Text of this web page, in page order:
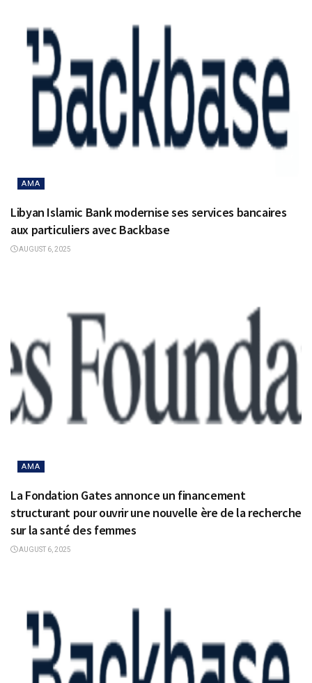
AMA
Libyan Islamic Bank modernise ses services bancaires
aux particuliers avec Backbase
AUGUST 6, 2025
AMA
La Fondation Gates annonce un financement
structurant pour ouvrir une nouvelle ère de la recherche
sur la santé des femmes
AUGUST 6, 2025